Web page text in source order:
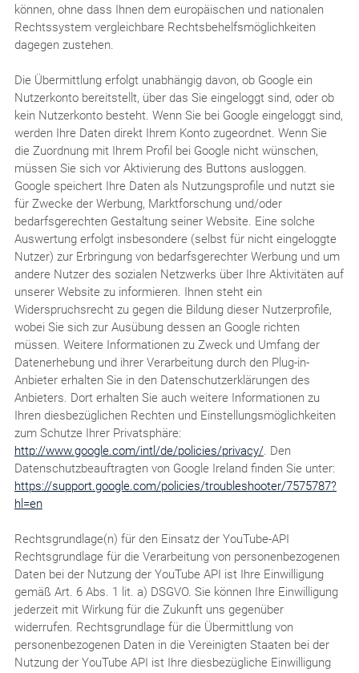
können, ohne dass Ihnen dem europäischen und nationalen
Rechtssystem vergleichbare Rechtsbehelfsmöglichkeiten
dagegen zustehen.
Die Übermittlung erfolgt unabhängig davon, ob Google ein
Nutzerkonto bereitstellt, über das Sie eingeloggt sind, oder ob
kein Nutzerkonto besteht. Wenn Sie bei Google eingeloggt sind,
werden Ihre Daten direkt Ihrem Konto zugeordnet. Wenn Sie
die Zuordnung mit Ihrem Profil bei Google nicht wünschen,
müssen Sie sich vor Aktivierung des Buttons ausloggen.
Google speichert Ihre Daten als Nutzungsprofile und nutzt sie
für Zwecke der Werbung, Marktforschung und/oder
bedarfsgerechten Gestaltung seiner Website. Eine solche
Auswertung erfolgt insbesondere (selbst für nicht eingeloggte
Nutzer) zur Erbringung von bedarfsgerechter Werbung und um
andere Nutzer des sozialen Netzwerks über Ihre Aktivitäten auf
unserer Website zu informieren. Ihnen steht ein
Widerspruchsrecht zu gegen die Bildung dieser Nutzerprofile,
wobei Sie sich zur Ausübung dessen an Google richten
müssen. Weitere Informationen zu Zweck und Umfang der
Datenerhebung und ihrer Verarbeitung durch den Plug-in-
Anbieter erhalten Sie in den Datenschutzerklärungen des
Anbieters. Dort erhalten Sie auch weitere Informationen zu
Ihren diesbezüglichen Rechten und Einstellungsmöglichkeiten
zum Schutze Ihrer Privatsphäre:
http://www.google.com/intl/de/policies/privacy/. Den
Datenschutzbeauftragten von Google Ireland finden Sie unter:
https://support.google.com/policies/troubleshooter/7575787?
hl=en
Rechtsgrundlage(n) für den Einsatz der YouTube-API
Rechtsgrundlage für die Verarbeitung von personenbezogenen
Daten bei der Nutzung der YouTube API ist Ihre Einwilligung
gemäß Art. 6 Abs. 1 lit. a) DSGVO. Sie können Ihre Einwilligung
jederzeit mit Wirkung für die Zukunft uns gegenüber
widerrufen. Rechtsgrundlage für die Übermittlung von
personenbezogenen Daten in die Vereinigten Staaten bei der
Nutzung der YouTube API ist Ihre diesbezügliche Einwilligung